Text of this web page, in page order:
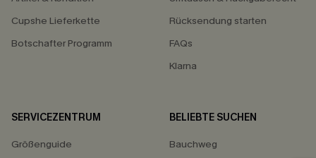
Cupshe Lieferkette
Botschafter Programm
Rücksendung starten
FAQs
Klarna
SERVICEZENTRUM
Größenguide
BELIEBTE SUCHEN
Bauchweg